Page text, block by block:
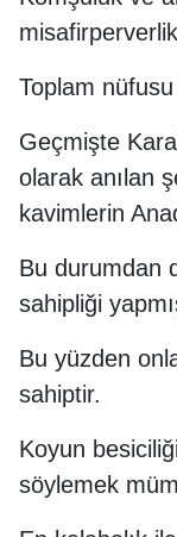
Toplam
Geçmişte
olarak anılan
kavimlerin
Bu durumdan
sahipliği
Bu yüzden
sahiptir.
Koyun
söylemek